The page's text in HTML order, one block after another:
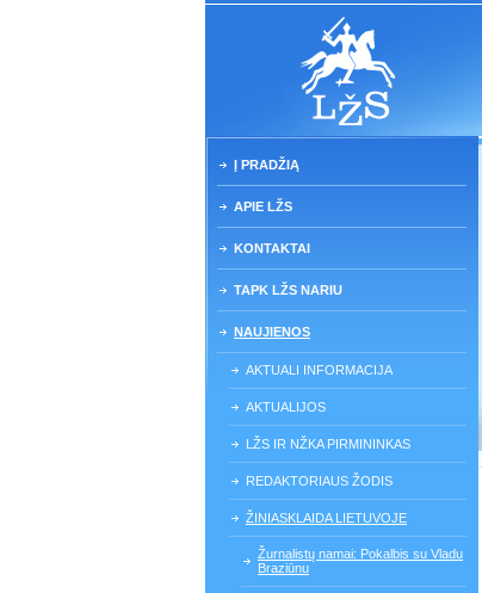
Į PRADŽIĄ
APIE LŽS
KONTAKTAI
TAPK LŽS NARIU
NAUJIENOS
AKTUALI INFORMACIJA
AKTUALIJOS
LŽS IR NŽKA PIRMININKAS
REDAKTORIAUS ŽODIS
ŽINIASKLAIDA LIETUVOJE
Žurnalistų namai: Pokalbis su Vladu
Braziūnu